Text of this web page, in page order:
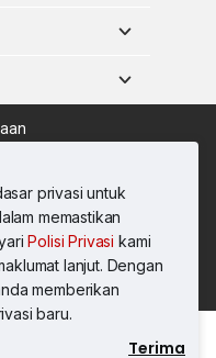
privasi untuk
memastikan
Polisi Privasi kami
lanjut. Dengan
memberikan
baru.
Terima
(Malaysia)
Semua hak